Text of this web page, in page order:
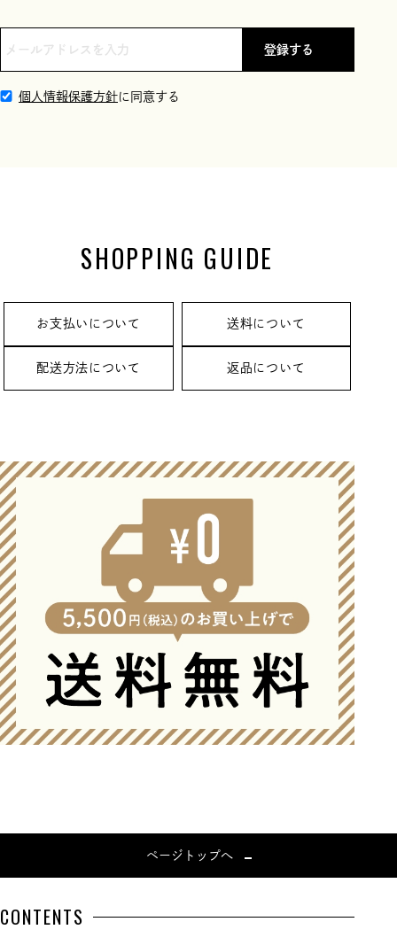
登録する
個人情報保護方針に同意する
SHOPPING GUIDE
お支払いについて 送料について
配送方法について 返品について
ページトップへ
CONTENTS